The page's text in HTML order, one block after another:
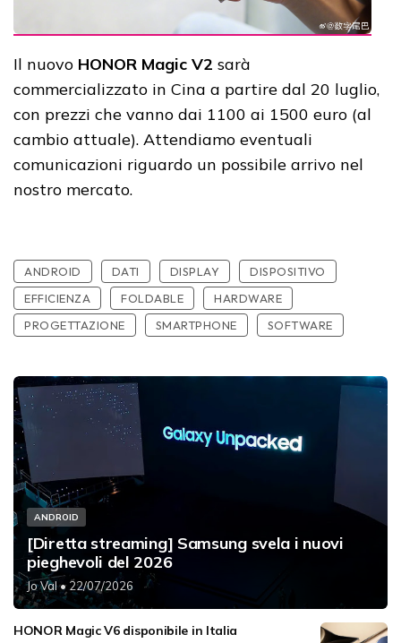
Il nuovo HONOR Magic V2 sarà
commercializzato in Cina a partire dal 20 luglio,
con prezzi che vanno dai 1100 ai 1500 euro (al
cambio attuale). Attendiamo eventuali
comunicazioni riguardo un possibile arrivo nel
nostro mercato.
ANDROID DATI DISPLAY
DISPOSITIVO
EFFICIENZA
FOLDABLE
HARDWARE
PROGETTAZIONE
SMARTPHONE SOFTWARE
ANDROID
[Diretta streaming] Samsung svela i nuovi
pieghevoli del 2026
Jo Val• 22/07/2026
HONOR Magic V6 disponibile in Italia